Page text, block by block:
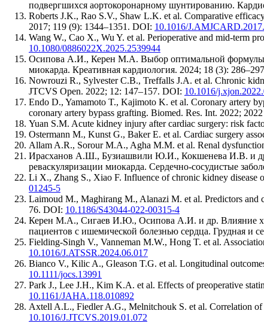
подвергшихся аортокоронарному шунтированию.
Roberts J.K., Rao S.V., Shaw L.K. et al. Comparative
2017; 119 (9): 1344–1351. DOI: 10.1016/
Wang W., Cao X., Wu Y. et al. Perioperative and mid-term
10.1080/0886022X.2025.2539944
Осипова А.И., Керен М.А. Выбор оптимальной формулы
миокарда. Креативная кардиология. 2024; 18 (3):
Nowrouzi R., Sylvester C.B., Treffalls J.A. et al. Chronic
JTCVS Open. 2022; 12: 147–157. DOI: 10.1016/
Endo D., Yamamoto T., Kajimoto K. et al. Coronary artery
coronary artery bypass grafting. Biomed. Res. Int. 2022;
Yuan S.M. Acute kidney injury after cardiac surgery: risk
Ostermann M., Kunst G., Baker E. et al. Cardiac surgery
Allam A.R., Sorour M.A., Agha M.M. et al. Renal
Ирасханов А.Ш., Бузиашвили Ю.И., Кокшенева И.В. и др.
реваскуляризации миокарда. Сердечно-сосудистые
Li X., Zhang S., Xiao F. Influence of chronic kidney disease
01245-5
Laimoud M., Maghirang M., Alanazi M. et al. Predictors and
76. DOI: 10.1186/S43044-022-00315-4
Керен М.А., Сигаев И.Ю., Осипова А.И. и др. Влияние
пациентов с ишемической болезнью сердца. Грудная и
Fielding-Singh V., Vanneman M.W., Hong T. et al.
10.1016/J.ATSSR.2024.06.017
Bianco V., Kilic A., Gleason T.G. et al. Longitudinal
10.1111/jocs.13991
Park J., Lee J.H., Kim K.A. et al. Effects of preoperative
10.1161/JAHA.118.010892
Axtell A.L., Fiedler A.G., Melnitchouk S. et al. Correlation of
10.1016/J.JTCVS.2019.01.072